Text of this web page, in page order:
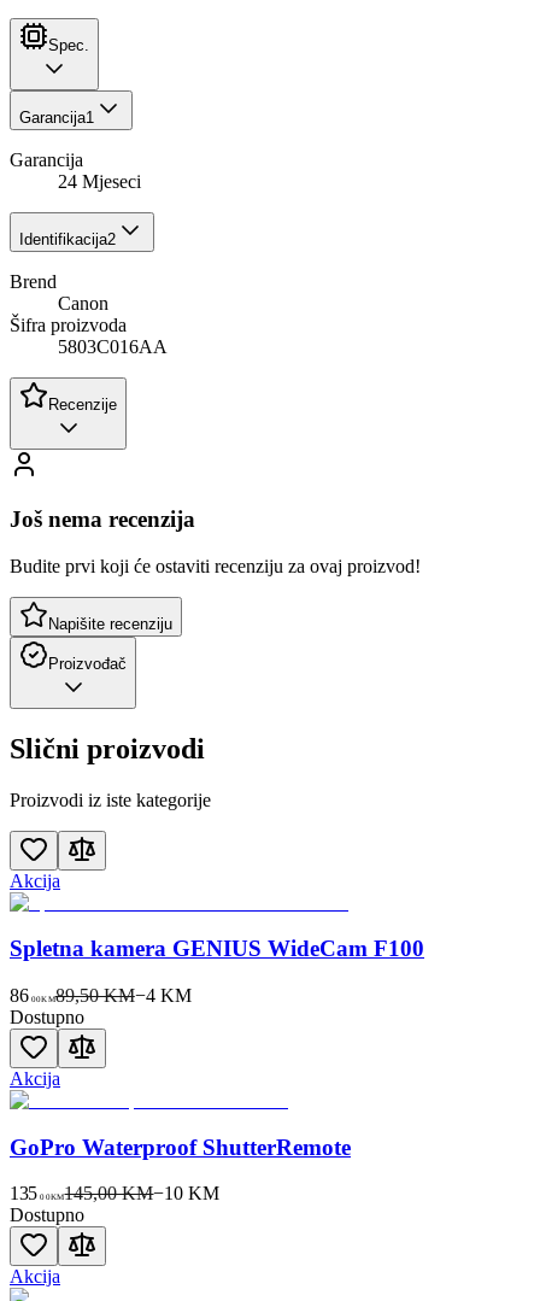
Spec.
Garancija1
Garancija
24 Mjeseci
Identifikacija2
Brend
Canon
Šifra proizvoda
5803C016AA
Recenzije
Još nema recenzija
Budite prvi koji će ostaviti recenziju za ovaj proizvod!
Napišite recenziju
Proizvođač
Slični proizvodi
Proizvodi iz iste kategorije
Akcija
Spletna kamera GENIUS WideCam F100
86 00KM89,50 KM−4KM
Dostupno
Akcija
GoPro Waterproof ShutterRemote
135 00KM145,00 KM−10 KM
Dostupno
Akcija